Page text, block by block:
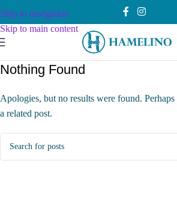
Skip to navigation
Skip to main content
Nothing Found
Apologies, but no results were found.
a related post.